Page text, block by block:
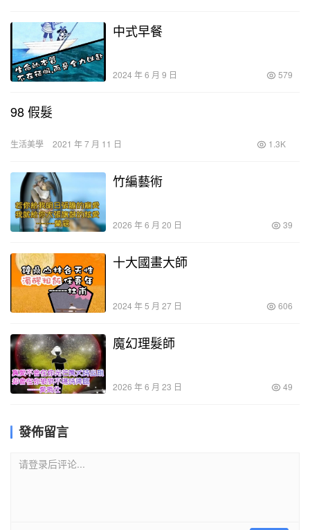
中式早餐
2024 年 6 月 9 日 579
98 假髮
生活美學 2021 年 7 月 11 日 1.3K
竹編藝術
2026 年 6 月 20 日 39
十大國畫大師
2024 年 5 月 27 日 606
魔幻理髮師
2026 年 6 月 23 日 49
發佈留言
请登录后评论...